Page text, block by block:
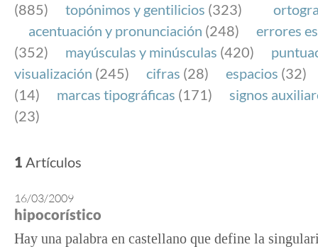
(885)
topónimos y gentilicios (323)
acentuación y pronunciación (248)
errores
(352)
mayúsculas y minúsculas (420)
visualización (245) cifras (28) espacios (32)
(14)
marcas tipográficas (171)
signos
(23)
1 Artículos
16/03/2009
hipocorístico
Hay una palabra en castellano que define la